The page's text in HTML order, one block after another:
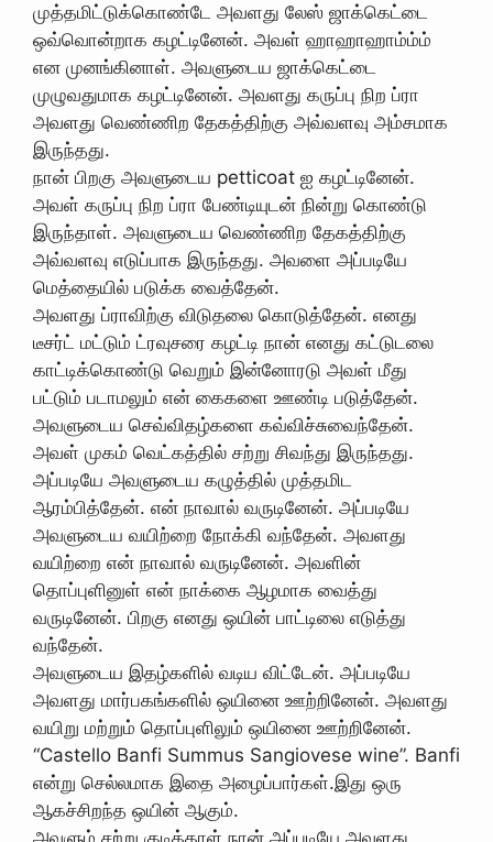
முத்தமிட்டுக்கொண்டே அவளது லேஸ் ஜாக்கெட்டை
ஒவ்வொன்றாக கழட்டினேன்‌. அவள் ஹாஹாஹாம்ம்ம்
என முனங்கினாள். அவளுடைய ஜாக்கெட்டை
முழுவதுமாக கழட்டினேன். அவளது கருப்பு நிற ப்ரா
அவளது வெண்ணிற தேகத்திற்கு அவ்வளவு அம்சமாக
இருந்தது.
நான் பிறகு அவளுடைய petticoat ஐ கழட்டினேன்.
அவள் கருப்பு நிற ப்ரா பேண்டியுடன் நின்று கொண்டு
இருந்தாள். அவளுடைய வெண்ணிற தேகத்திற்கு
அவ்வளவு எடுப்பாக இருந்தது. அவளை அப்படியே
மெத்தையில் படுக்க வைத்தேன்.
அவளது ப்ராவிற்கு விடுதலை கொடுத்தேன். எனது
டீசர்ட் மட்டும் ட்ரவுசரை கழட்டி நான் எனது கட்டுடலை
காட்டிக்கொண்டு வெறும் இன்னோரடு அவள் மீது
பட்டும் படாமலும் என் கைகளை ஊண்டி படுத்தேன்.
அவளுடைய செவ்விதழ்களை கவ்விச்சுவைந்தேன்.
அவள் முகம் வெட்கத்தில் சற்று சிவந்து இருந்தது.
அப்படியே அவளுடைய கழுத்தில் முத்தமிட
ஆரம்பித்தேன். என் நாவால் வருடினேன். அப்படியே
அவளுடைய வயிற்றை நோக்கி வந்தேன். அவளது
வயிற்றை என் நாவால் வருடினேன். அவளின்
தொப்புளினுள் என் நாக்கை ஆழமாக வைத்து
வருடினேன். பிறகு எனது ஒயின் பாட்டிலை எடுத்து
வந்தேன்.
அவளுடைய இதழ்களில் வடிய விட்டேன். அப்படியே
அவளது மார்பகங்களில் ஒயினை ஊற்றினேன். அவளது
வயிறு மற்றும் தொப்புளிலும் ஒயினை ஊற்றினேன்.
“Castello Banfi Summus Sangiovese wine”. Banfi
என்று செல்லமாக இதை அழைப்பார்கள்.இது ஒரு
ஆகச்சிறந்த ஒயின் ஆகும்.
அவளும் சற்று குடித்தாள்.நான் அப்படியே அவளது